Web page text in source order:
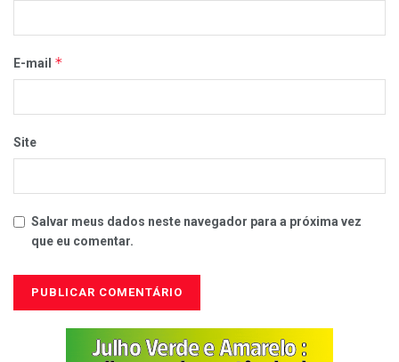
E-mail *
Site
Salvar meus dados neste navegador para a próxima vez
que eu comentar.